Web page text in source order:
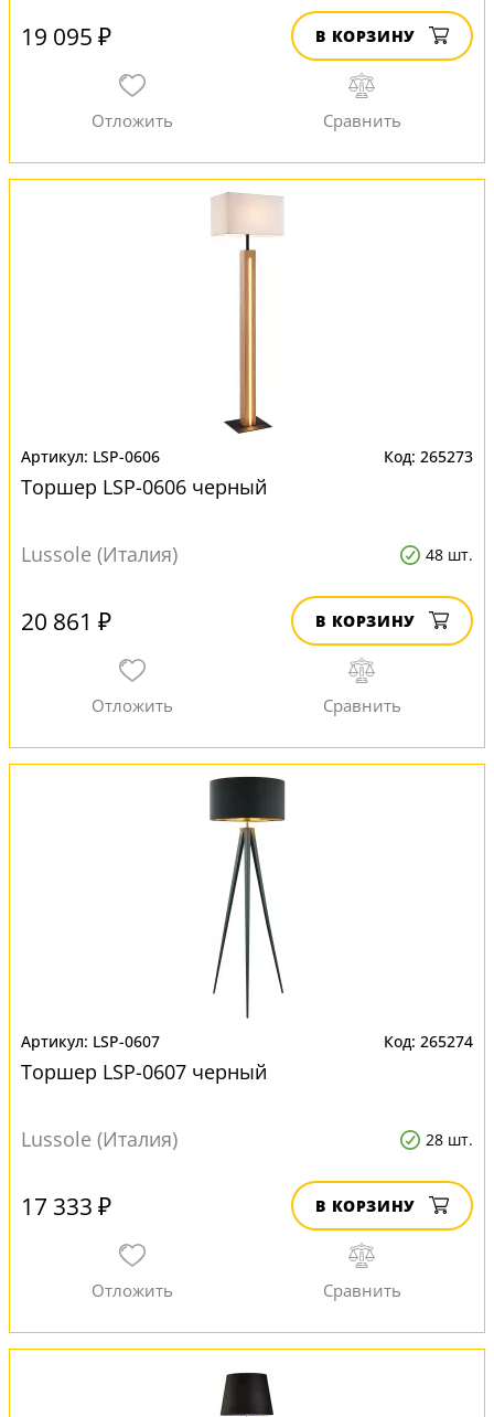
19 095 ₽ В КОРЗИНУ
LSP-0606 265273
Торшер LSP-0606 черный
Lussole (Италия) 48 шт.
20 861 ₽ В КОРЗИНУ
LSP-0607 265274
Торшер LSP-0607 черный
Lussole (Италия) 28 шт.
17 333 ₽ В КОРЗИНУ